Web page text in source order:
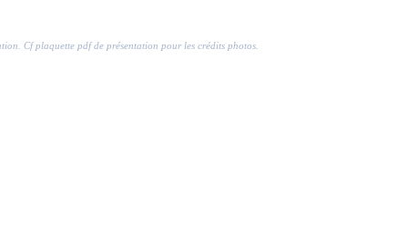
Cf plaquette pdf de présentation pour les crédits photos.